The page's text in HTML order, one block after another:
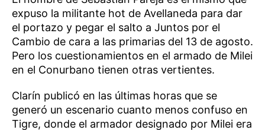
expuso la militante hot de Avellaneda para dar
el portazo y pegar el salto a Juntos por el
Cambio de cara a las primarias del 13 de agosto.
Pero los cuestionamientos en el armado de Milei
en el Conurbano tienen otras vertientes.
Clarín publicó en las últimas horas que se
generó un escenario cuanto menos confuso en
Tigre, donde el armador designado por Milei era